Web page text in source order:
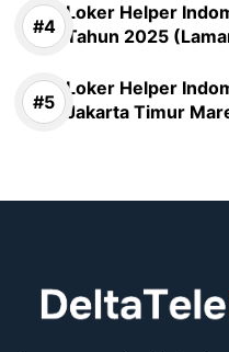
Loker Helper
Tahun 2025
Loker Helper
Jakarta Timur